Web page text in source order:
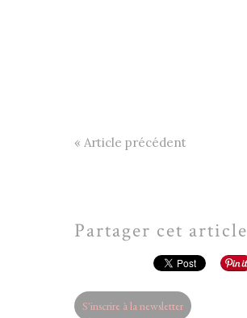
« Article précédent
Partager cet article
S'inscrire à la newsletter